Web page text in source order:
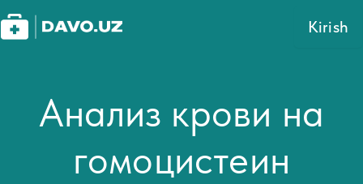
Kirish
Анализ крови на
гомоцистеин